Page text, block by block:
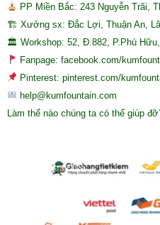
PP Miền Bắc: 243 Nguyễn Trãi,
🏗 Xưởng sx: Đắc Lợi, Thuận An,
🏛 Workshop: 52, Đ.882, P.Phú
Fanpage: facebook.com/
Pinterest: pinterest.com/
help@kumfountain.com
Làm thế nào chúng ta có thể giúp